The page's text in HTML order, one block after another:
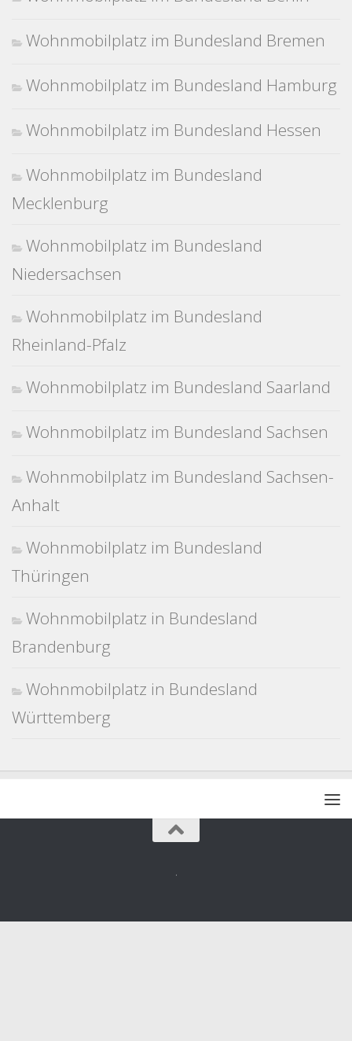
Wohnmobilplatz im Bundesland Bremen
Wohnmobilplatz im Bundesland Hamburg
Wohnmobilplatz im Bundesland Hessen
Wohnmobilplatz im Bundesland
Mecklenburg
Wohnmobilplatz im Bundesland
Niedersachsen
Wohnmobilplatz im Bundesland
Rheinland-Pfalz
Wohnmobilplatz im Bundesland Saarland
Wohnmobilplatz im Bundesland Sachsen
Wohnmobilplatz im Bundesland Sachsen-
Anhalt
Wohnmobilplatz im Bundesland
Thüringen
Wohnmobilplatz in Bundesland
Brandenburg
Wohnmobilplatz in Bundesland
Württemberg
.